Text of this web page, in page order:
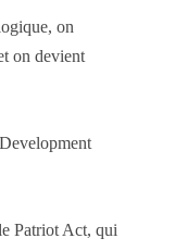
on
on devient
Patriot Act, qui